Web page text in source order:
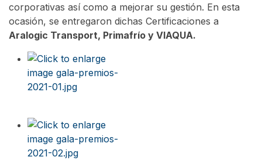
corporativas así como a mejorar su gestión. En esta
ocasión, se entregaron dichas Certificaciones a
Aralogic Transport, Primafrío y VIAQUA.